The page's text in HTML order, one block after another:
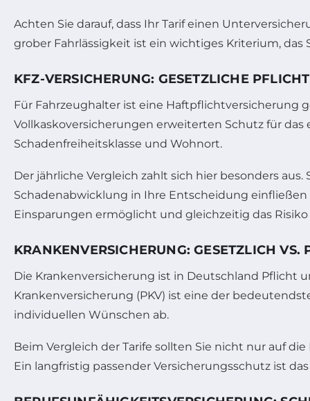
Achten Sie darauf, dass Ihr Tarif einen
grober Fahrlässigkeit ist ein wichtiges Kriterium, das
KFZ-VERSICHERUNG: GESETZLICHE
Für Fahrzeughalter ist eine Haftpflichtversicherung
Vollkaskoversicherungen erweiterten Schutz für
Schadenfreiheitsklasse und Wohnort.
Der jährliche Vergleich zahlt sich hier besonders
Schadenabwicklung in Ihre Entscheidung
Einsparungen ermöglicht und gleichzeitig das
KRANKENVERSICHERUNG: GESETZLICH
Die Krankenversicherung ist in Deutschland Pflicht
Krankenversicherung (PKV) ist eine der
individuellen Wünschen ab.
Beim Vergleich der Tarife sollten Sie nicht nur auf
Ein langfristig passender Versicherungsschutz ist